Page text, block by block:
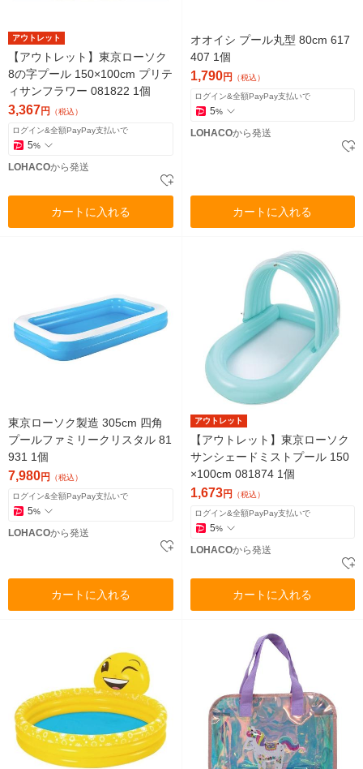
アウトレット
【アウトレット】東京ローソク
8の字プール 150×100cm プリテ
ィサンフラワー 081822 1個
3,367円 （税込）
ログイン&全額PayPay支払いで
5%
LOHACOから発送
カートに入れる
オオイシ プール丸型 80cm 617
407 1個
1,790円 （税込）
ログイン&全額PayPay支払いで
5%
LOHACOから発送
カートに入れる
東京ローソク製造 305cm 四角
プールファミリークリスタル 81
931 1個
7,980円 （税込）
ログイン&全額PayPay支払いで
5%
LOHACOから発送
カートに入れる
アウトレット
【アウトレット】東京ローソク
サンシェードミストプール 150
×100cm 081874 1個
1,673円 （税込）
ログイン&全額PayPay支払いで
5%
LOHACOから発送
カートに入れる